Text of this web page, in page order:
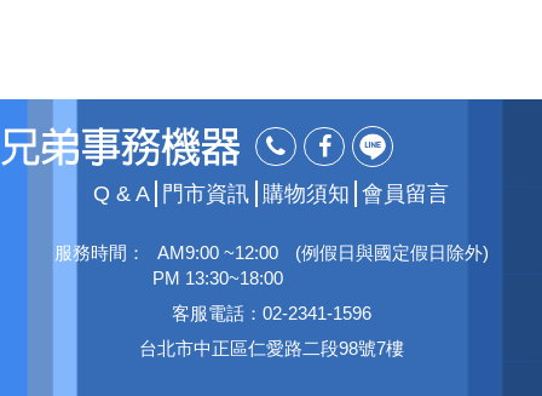
Q & A 門市資訊 購物須知 會員留言
服務時間：
AM9:00 ~12:00
PM 13:30~18:00
(例假日與國定假日除外)
客服電話：02-2341-1596
台北市中正區仁愛路二段98號7樓